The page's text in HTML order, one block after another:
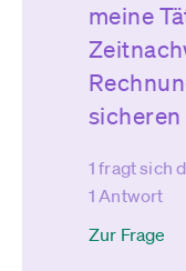
meine
sicheren
1 fragt sich
1 Antwort
Zur Frage